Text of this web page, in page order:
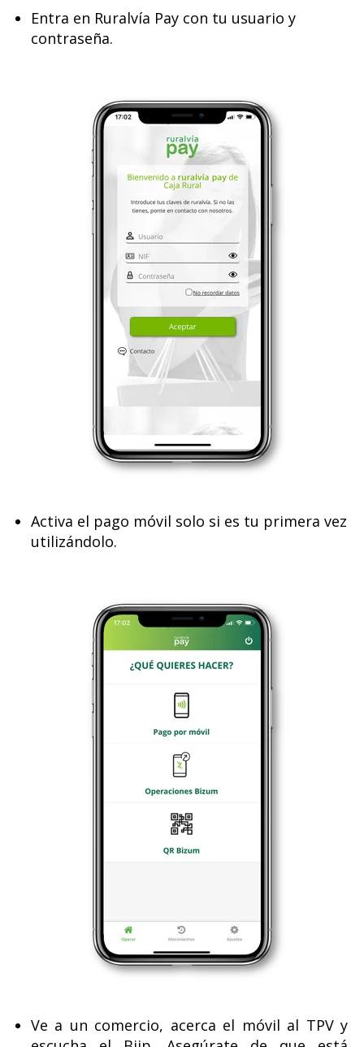
Entra en Ruralvía Pay con tu usuario y
contraseña.
Activa el pago móvil solo si es tu primera vez
utilizándolo.
Ve a un comercio, acerca el móvil al TPV y